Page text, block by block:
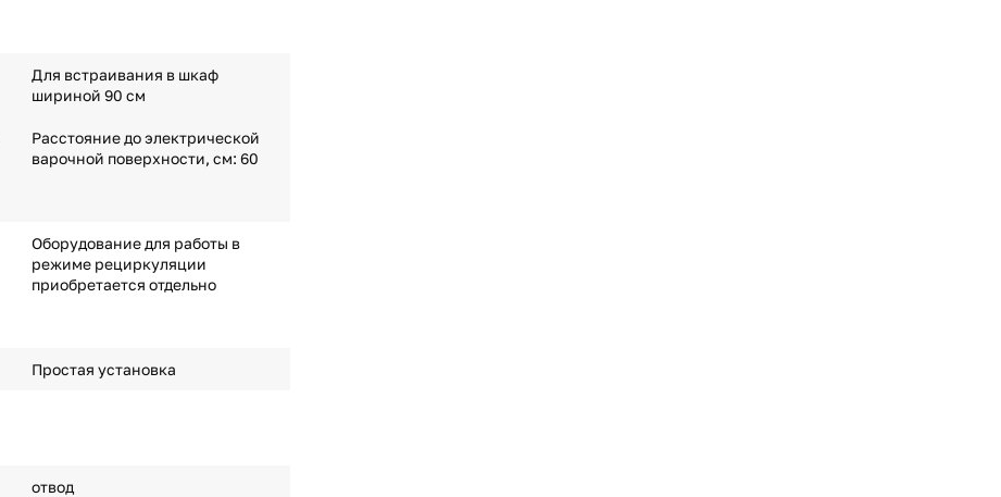
Для встраивания в шкаф
шириной 90 см
Расстояние до электрической
варочной поверхности, см: 60
Оборудование для работы в
режиме рециркуляции
приобретается отдельно
Простая установка
отвод